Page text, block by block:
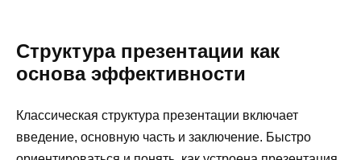
Структура презентации как
основа эффективности
Классическая структура презентации включает
введение, основную часть и заключение. Быстро